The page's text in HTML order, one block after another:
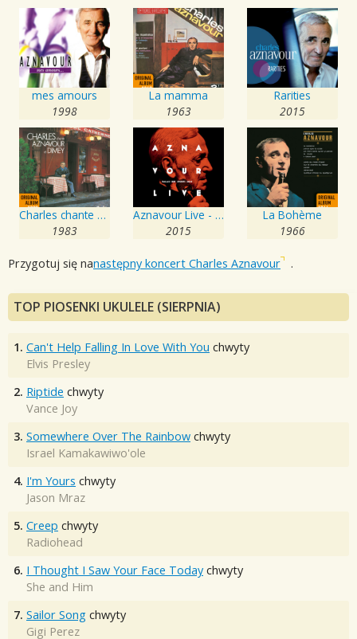
mes amours
1998
La mamma
1963
Rarities
2015
Charles chante Aznavour Et Dimey
1983
Aznavour Live - Palais des Sports 2015
2015
La Bohème
1966
Przygotuj się nanastępny koncert Charles Aznavour .
TOP PIOSENKI UKULELE (SIERPNIA)
1. Can't Help Falling In Love With You chwyty
Elvis Presley
2. Riptide chwyty
Vance Joy
3. Somewhere Over The Rainbow chwyty
Israel Kamakawiwo'ole
4. I'm Yours chwyty
Jason Mraz
5. Creep chwyty
Radiohead
6. I Thought I Saw Your Face Today chwyty
She and Him
7. Sailor Song chwyty
Gigi Perez